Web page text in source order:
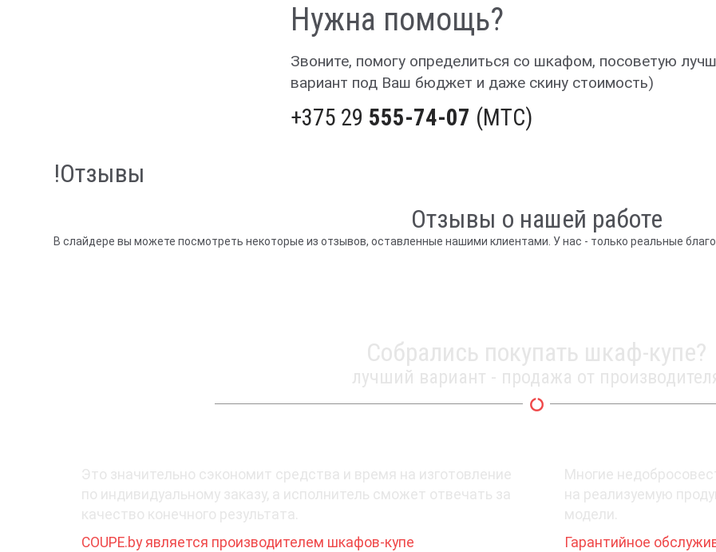
Нужна помощь?
Звоните, помогу определиться со шкафом, посоветую
вариант под Ваш бюджет и даже скину стоимость)
+375 29 555-74-07 (МТС)
!Отзывы
Отзывы о нашей работе
В слайдере вы можете посмотреть некоторые из отзывов, оставленные нашими клиентами. У нас - только реальные
Собрались покупать шкаф-купе?
лучший вариант - продажа от
Это значительно сэкономит средства и время на изготовление
по индивидуальному заказу, а исполнитель сможет отвечать за
качество конечного результата.
COUPE.by является производителем шкафов-купе
Многие
на реализуемую
модели.
Гарантийное